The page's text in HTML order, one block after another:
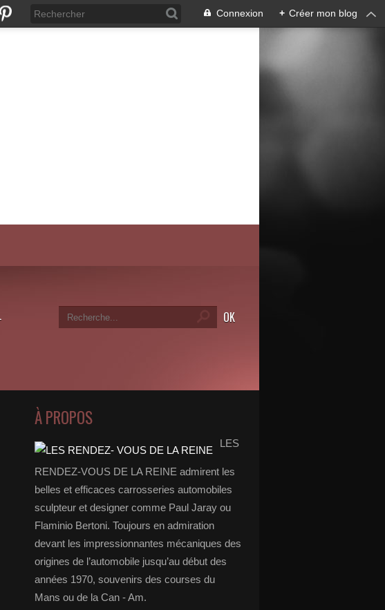
Connexion + Créer mon blog
À PROPOS
LES
RENDEZ-VOUS DE LA REINE admirent les
belles et efficaces carrosseries automobiles
sculpteur et designer comme Paul Jaray ou
Flaminio Bertoni. Toujours en admiration
devant les impressionnantes mécaniques des
origines de l’automobile jusqu’au début des
années 1970, souvenirs des courses du
Mans ou de la Can - Am.